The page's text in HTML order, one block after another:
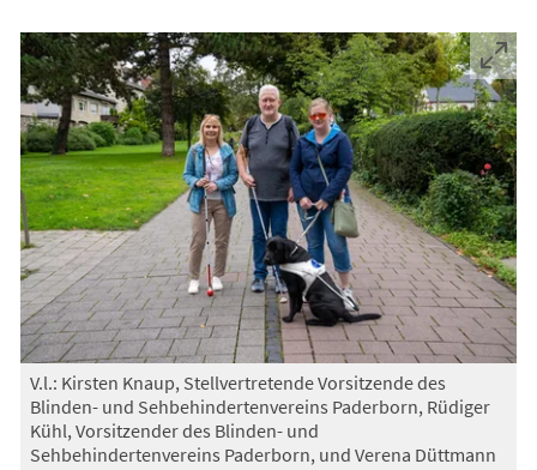
V.l.: Kirsten Knaup, Stellvertretende Vorsitzende des
Blinden- und Sehbehindertenvereins Paderborn, Rüdiger
Kühl, Vorsitzender des Blinden- und
Sehbehindertenvereins Paderborn, und Verena Düttmann